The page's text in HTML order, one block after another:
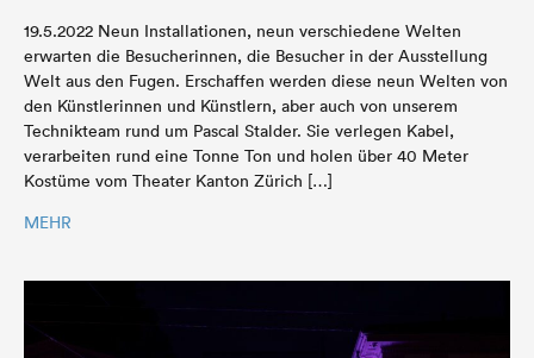
19.5.2022 Neun Installationen, neun verschiedene Welten
erwarten die Besucherinnen, die Besucher in der Ausstellung
Welt aus den Fugen. Erschaffen werden diese neun Welten von
den Künstlerinnen und Künstlern, aber auch von unserem
Technikteam rund um Pascal Stalder. Sie verlegen Kabel,
verarbeiten rund eine Tonne Ton und holen über 40 Meter
Kostüme vom Theater Kanton Zürich […]
MEHR